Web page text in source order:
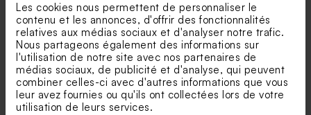
Les cookies nous permettent de personnaliser le
contenu et les annonces, d'offrir des fonctionnalités
relatives aux médias sociaux et d'analyser notre trafic.
Nous partageons également des informations sur
l'utilisation de notre site avec nos partenaires de
médias sociaux, de publicité et d'analyse, qui peuvent
combiner celles-ci avec d'autres informations que vous
leur avez fournies ou qu'ils ont collectées lors de votre
utilisation de leurs services.
Contenant à dragées
baptême petit ourson
Étui à dragées baptême
original colombe messagère